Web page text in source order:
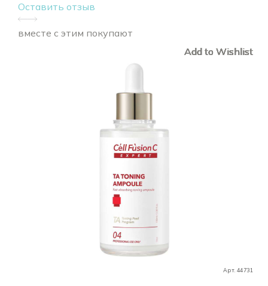
Оставить отзыв
вместе с этим покупают
Арт. 44731
Add to Wishlist
Add to Wishlist
Add to Wishlist
Add to Wishlist
Add to Wishlist
Add to Wishlist
Add to Wishlist
Add to Wishlist
Add to Wishlist
Add to Wishlist
Add to Wishlist
Add to Wishlist